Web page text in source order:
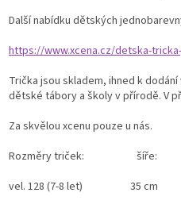
Další nabídku dětských
https://www.xcena.cz/detska-
Trička jsou skladem, ihned k
dětské tábory a školy v přírodě. V
Za skvělou xcenu pouze u nás.
Rozměry triček:
vel. 128 (7-8 let) 35